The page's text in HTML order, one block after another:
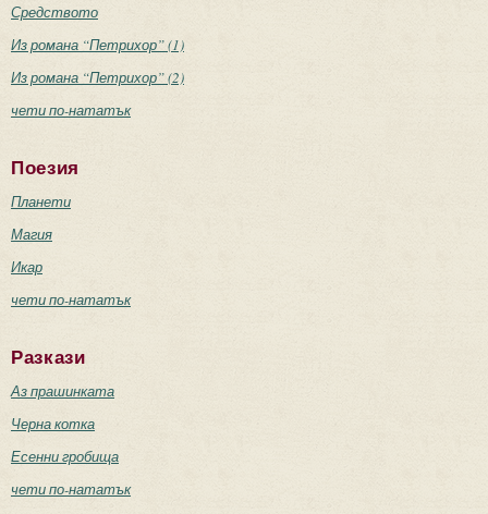
Средството
Из романа “Петрихор” (1)
Из романа “Петрихор” (2)
чети по-нататък
Поезия
Планети
Магия
Икар
чети по-нататък
Разкази
Аз прашинката
Черна котка
Есенни гробища
чети по-нататък